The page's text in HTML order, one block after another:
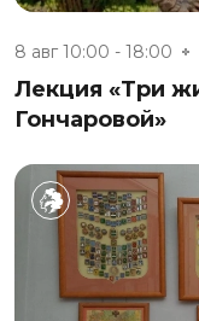
8 авг 10:00 - 18:00
Лекция «Три
Гончаровой»